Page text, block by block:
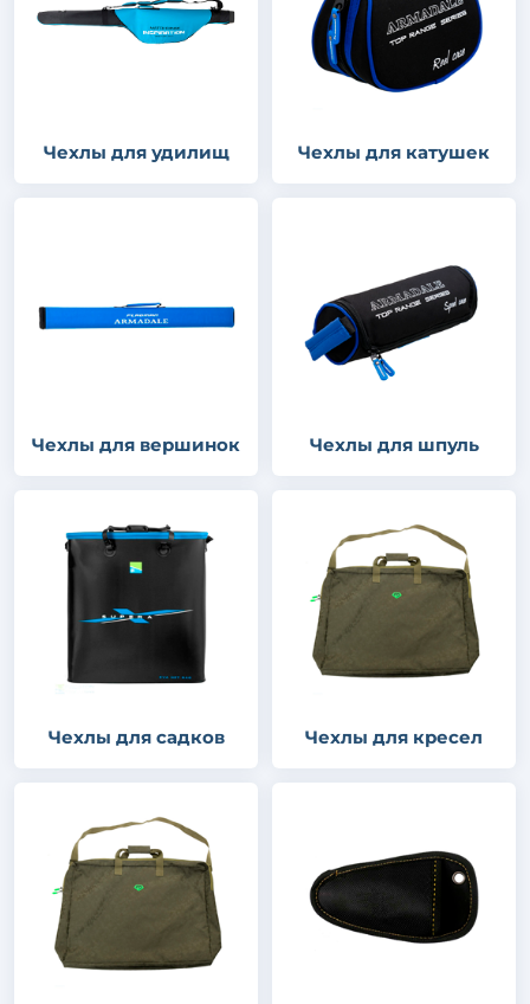
Чехлы для удилищ Чехлы для катушек
Чехлы для вершинок Чехлы для шпуль
Чехлы для садков Чехлы для кресел